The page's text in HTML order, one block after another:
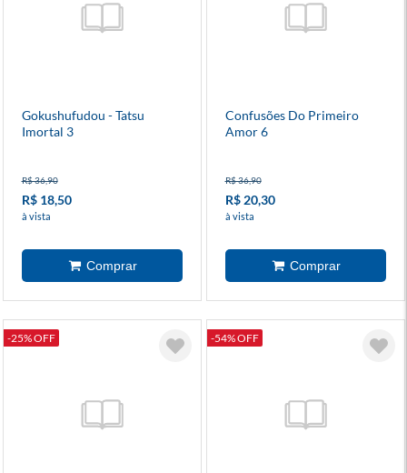
Gokushufudou - Tatsu
Imortal 3
R$ 36,90
R$ 18,50
à vista
Confusões Do Primeiro
Amor 6
R$ 36,90
R$ 20,30
à vista
-25% OFF -54% OFF